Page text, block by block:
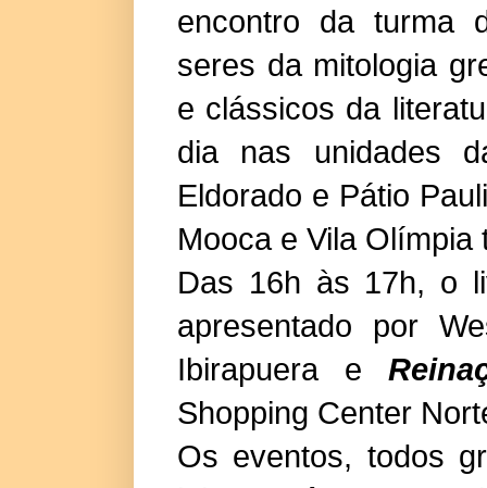
encontro da turma
seres da mitologia
e clássicos da
dia nas unidades
Eldorado e Pátio
Mooca e Vila
Das 16h às 17h, o
apresentado por
Ibirapuera e
Shopping Center
Os eventos, todos